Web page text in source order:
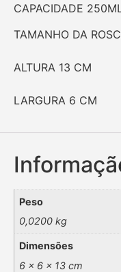
CAPACIDADE
TAMANHO DA
ALTURA 13 CM
LARGURA 6 CM
Peso
0,0200 kg
Dimensões
6 × 6 × 13 cm